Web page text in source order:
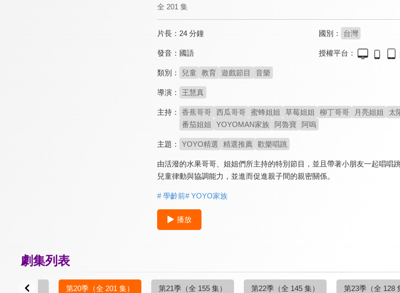
全 201 集
片長： 24 分鐘 國別： 台灣
發音： 國語 授權平台：
類別： 兒童 教育 遊戲節目 音樂
導演： 王慧真
主持： 香蕉哥哥 西瓜哥哥 蜜蜂姐姐 草莓姐姐 柳丁哥哥 月亮姐姐 太
番茄姐姐
YOYOMAN家族 阿魯寶 阿嗚
主題： YOYO精選 精選推薦 歡樂唱跳
由活潑的水果哥哥、姐姐們所主持的特別節目，並且帶著小朋友一起唱
兒童律動與協調能力，並進而促進親子間的親密關係。
# 學齡前# YOYO家族
播放
劇集列表
全 106 集） 第20季 （全 201 集） 第21季 （全 155 集） 第22季 （全 145 集） 第23季 （全 128